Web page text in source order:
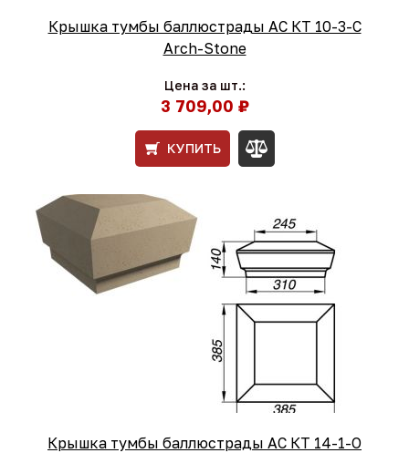
Крышка тумбы баллюстрады АС КТ 10-3-С
Arch-Stone
Цена за шт.:
3 709,00 ₽
КУПИТЬ
Крышка тумбы баллюстрады АС КТ 14-1-O